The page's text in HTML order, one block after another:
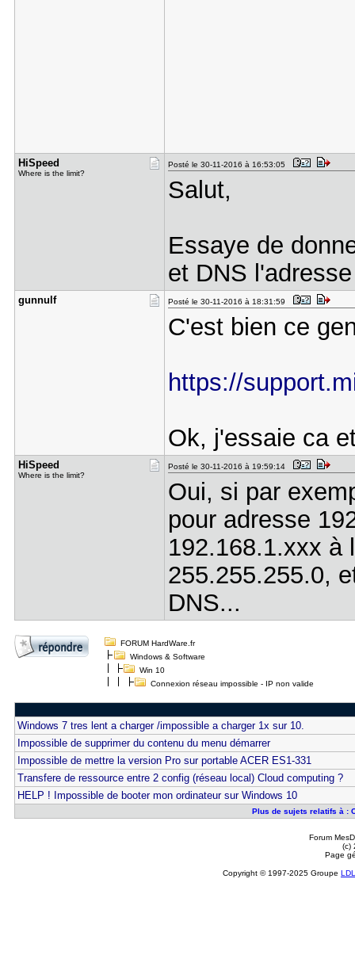
HiSpeed
Where is the limit?
Posté le 30-11-2016 à 16:53:05
Salut,
Essaye de
et DNS
gunnulf Posté le 30-11-2016 à 18:31:59
C'est bien ce
https://
Ok, j'essaie ca
HiSpeed
Where is the limit?
Posté le 30-11-2016 à 19:59:14
Oui, si par
pour adresse
192.168.1.xxx à
255.255.255.0,
DNS...
FORUM HardWare.fr
Windows & Software
Win 10
Connexion réseau impossible - IP non valide
Windows 7 tres lent a charger /impossible a charger 1x sur 10.
Impossible de supprimer du contenu du menu démarrer
Impossible de mettre la version Pro sur portable ACER ES1-331
Transfere de ressource entre 2 config (réseau local) Cloud computing ?
HELP ! Impossible de booter mon ordinateur sur Windows 10
Plus de sujets relatifs à :
Forum
(c)
Page
Copyright © 1997-2025 Groupe